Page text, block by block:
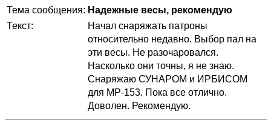
Тема сообщения: Надежные весы, рекомендую
Текст:
Начал снаряжать патроны
относительно недавно. Выбор пал на
эти весы. Не разочаровался.
Насколько они точны, я не знаю.
Снаряжаю СУНАРОМ и ИРБИСОМ
для МР-153. Пока все отлично.
Доволен. Рекомендую.